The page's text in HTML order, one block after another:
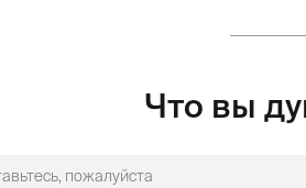
Что вы